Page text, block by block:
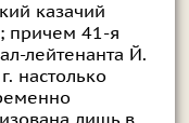
казачий
причем 41-я
лейтенанта Й.
настолько